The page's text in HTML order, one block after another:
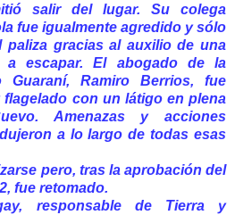
salir del lugar. Su colega
fue igualmente agredido y sólo
gracias al auxilio de una
escapar. El abogado de la
Guaraní, Ramiro Berrios, fue
con un látigo en plena
Amenazas y acciones
a lo largo de todas esas
pero, tras la aprobación del
fue retomado.
responsable de Tierra y